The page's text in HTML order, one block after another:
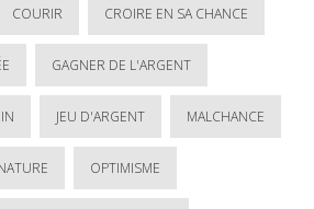
COURIR CROIRE EN SA CHANCE
GAGNER DE L'ARGENT
JEU D'ARGENT MALCHANCE
OPTIMISME